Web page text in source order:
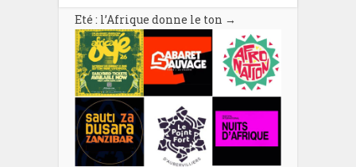
Eté : l’Afrique donne le ton →